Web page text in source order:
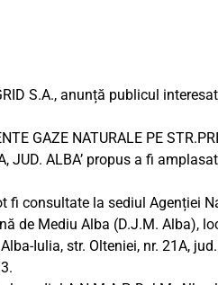
S.A., anunță publicul
GAZE NATURALE PE
JUD. ALBA’ propus a fi
fi consultate la sediul Agenției
de Mediu Alba (D.J.M. Alba),
Iulia, str. Olteniei, nr. 21A,